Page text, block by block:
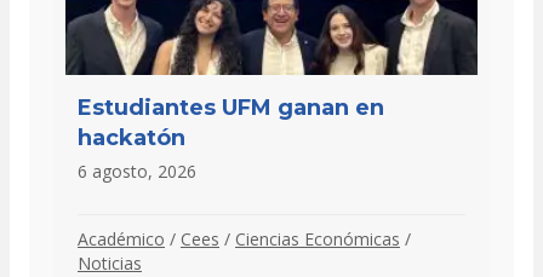
Estudiantes UFM ganan en
hackatón
6 agosto, 2026
Académico / Cees / Ciencias Económicas /
Noticias